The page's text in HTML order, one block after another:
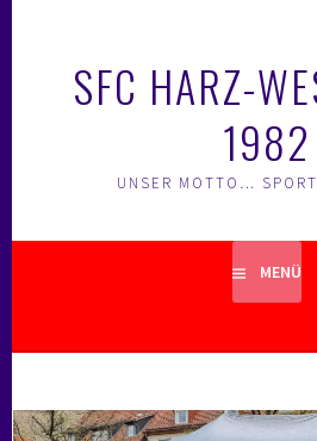
SFC HARZ-
1982
UNSER MOTTO…
MENÜ